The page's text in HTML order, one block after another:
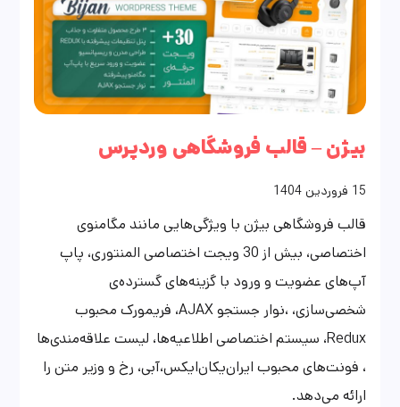
بیژن – قالب فروشگاهی وردپرس
15 فروردین 1404
قالب فروشگاهی بیژن با ویژگی‌هایی مانند مگامنوی
اختصاصی، بیش از 30 ویجت اختصاصی المنتوری، پاپ
آپ‌های عضویت و ورود با گزینه‌های گسترده‌ی
شخصی‌سازی، ،نوار جستجو AJAX، فریمورک محبوب
Redux، سیستم اختصاصی اطلاعیه‌ها، لیست علاقه‌مندی‌ها
، فونت‌های محبوب ایران‌یکان‌ایکس،آبی، رخ و وزیر متن را
ارائه می‌دهد.